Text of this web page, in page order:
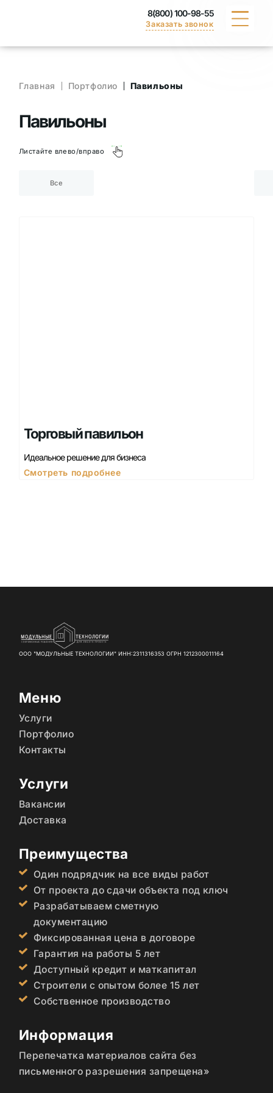
8(800) 100-98-55
Заказать звонок
Главная Портфолио Павильоны
Павильоны
Листайте влево/вправо
Все
Торговый павильон
Идеальное решение для бизнеса
Смотреть подробнее
ООО "МОДУЛЬНЫЕ ТЕХНОЛОГИИ" ИНН:2311316353 ОГРН 1212300011164
Меню
Услуги
Портфолио
Контакты
Услуги
Вакансии
Доставка
Преимущества
Один подрядчик на все виды работ
От проекта до сдачи объекта под ключ
Разрабатываем сметную
документацию
Фиксированная цена в договоре
Гарантия на работы 5 лет
Доступный кредит и маткапитал
Строители с опытом более 15 лет
Собственное производство
Информация
Перепечатка материалов сайта без
письменного разрешения запрещена»